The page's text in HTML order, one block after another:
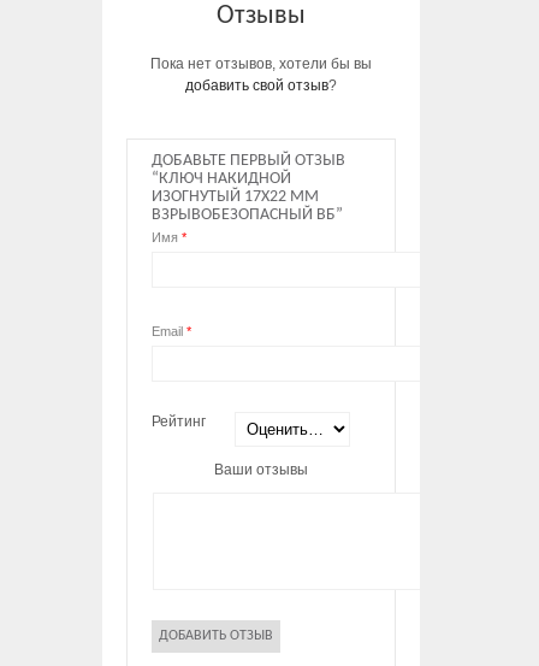
Отзывы
Пока нет отзывов, хотели бы вы
добавить свой отзыв?
ДОБАВЬТЕ ПЕРВЫЙ ОТЗЫВ
“КЛЮЧ НАКИДНОЙ
ИЗОГНУТЫЙ 17Х22 ММ
ВЗРЫВОБЕЗОПАСНЫЙ ВБ”
Имя *
Email *
Рейтинг
Ваши отзывы